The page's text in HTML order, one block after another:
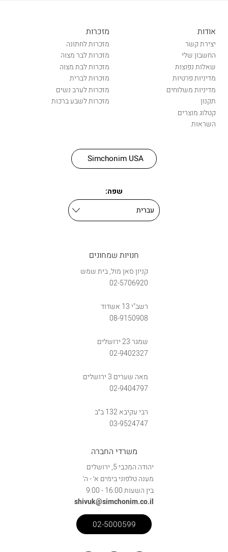
אודות
יצירת קשר
החשבון שלי
שאלות נפוצות
מדיניות פרטיות
מדיניות משלוחים
תקנון
קטלוג מוצרים
השראות
מזכרות
מזכרות לחתונה
מזכרות לבר מצוה
מזכרות לבת מצוה
מזכרות לברית
מזכרות לערב נשים
מזכרות לשבע ברכות
Simchonim USA
שפה:
חנויות שמחונים
קניון סאן מול, בית שמש
02-5706920
רשב"י 13 אשדוד
08-9150908
שמגר 23 ירושלים
02-9402327
מאה שערים 3 ירושלים
02-9404797
רבי עקיבא 132 ב״ב
03-9524747
משרדי החברה
יהודה המכבי 5, ירושלים
מענה טלפוני בימים א׳ - ה׳
בין השעות 16:00 - 9:00
shivuk@simchonim.co.il
02-5000599